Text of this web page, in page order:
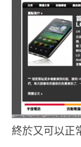
終於又可以正